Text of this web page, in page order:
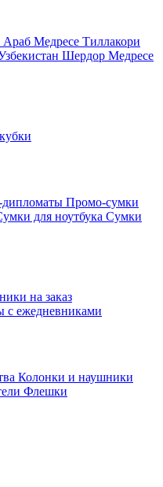
Араб Медресе Тиллакори
Шердор Медресе
Промо-сумки
для ноутбука Сумки
на заказ
с ежедневниками
Колонки и наушники
Флешки